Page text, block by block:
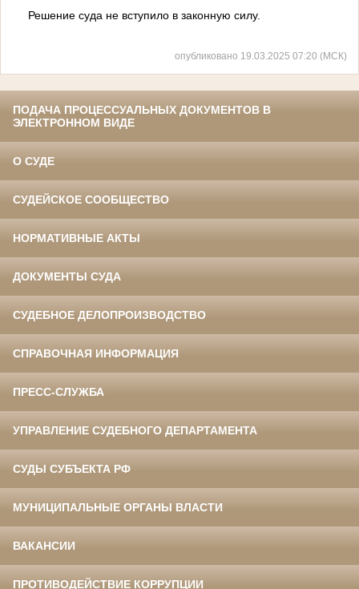
Решение суда не вступило в законную силу.
опубликовано 19.03.2025 07:20 (МСК)
ПОДАЧА ПРОЦЕССУАЛЬНЫХ ДОКУМЕНТОВ В
ЭЛЕКТРОННОМ ВИДЕ
О СУДЕ
СУДЕЙСКОЕ СООБЩЕСТВО
НОРМАТИВНЫЕ АКТЫ
ДОКУМЕНТЫ СУДА
СУДЕБНОЕ ДЕЛОПРОИЗВОДСТВО
СПРАВОЧНАЯ ИНФОРМАЦИЯ
ПРЕСС-СЛУЖБА
УПРАВЛЕНИЕ СУДЕБНОГО ДЕПАРТАМЕНТА
СУДЫ СУБЪЕКТА РФ
МУНИЦИПАЛЬНЫЕ ОРГАНЫ ВЛАСТИ
ВАКАНСИИ
ПРОТИВОДЕЙСТВИЕ КОРРУПЦИИ